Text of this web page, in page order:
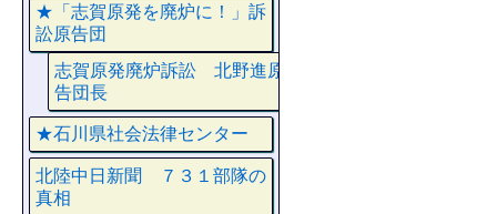
★「志賀原発を廃炉に！」訴
訟原告団
志賀原発廃炉訴訟 北野進原
告団長
★石川県社会法律センター
北陸中日新聞 ７３１部隊の
真相